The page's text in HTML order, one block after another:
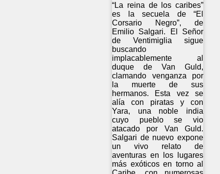
“La reina de los caribes”
es la secuela de “El
Corsario Negro”, de
Emilio Salgari. El Señor
de Ventimiglia sigue
buscando
implacablemente al
duque de Van Guld,
clamando venganza por
la muerte de sus
hermanos. Esta vez se
alía con piratas y con
Yara, una noble india
cuyo pueblo se vio
atacado por Van Guld.
Salgari de nuevo expone
un vivo relato de
aventuras en los lugares
más exóticos en torno al